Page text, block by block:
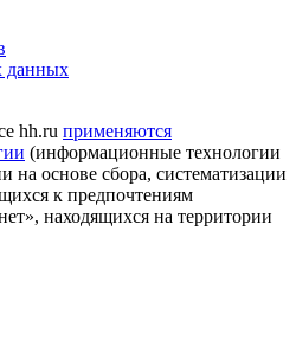
данных
hh.ru применяются
(информационные технологии
на основе сбора, систематизации
к предпочтениям
находящихся на территории